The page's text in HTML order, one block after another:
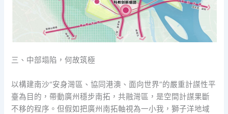
三、中部塌陷，何故筑極
以構建南沙“安身灣區、協同港澳、面向世界”的嚴重計謀性平
臺為目的，帶動廣州穩步南拓，共融灣區，是空間計謀果斷
不移的程序。但假如把廣州南拓軸視為一小我，獅子洋地域